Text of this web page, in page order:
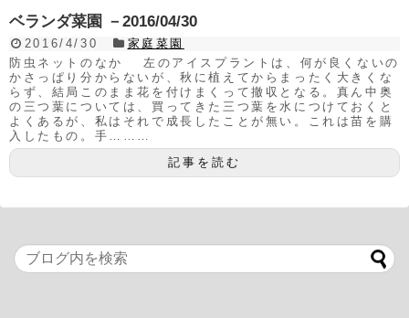
ベランダ菜園 －2016/04/30
2016/4/30
家庭菜園
防虫ネットのなか 左のアイスプラントは、何が良くないの
かさっぱり分からないが、秋に植えてからまったく大きくな
らず、結局このまま花を付けまくって撤収となる。真ん中奥
の三つ葉については、買ってきた三つ葉を水につけておくと
よくあるが、私はそれで成長したことが無い。これは苗を購
入したもの。手………
記事を読む